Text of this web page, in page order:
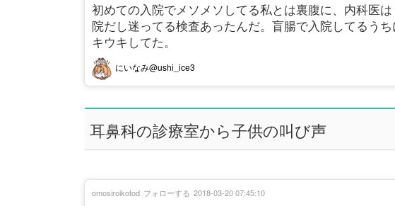
初めての入院でメソメソしてる私とは裏腹に、内科医
院だし迷ってる検査あったんだ。盲腸で入院してるう
キウキしてた。
にいなみ@ushi_ice3
耳鼻科の診療室から子供の叫び声
omosiroikotod フォローする 2018-03-20 07:45:10